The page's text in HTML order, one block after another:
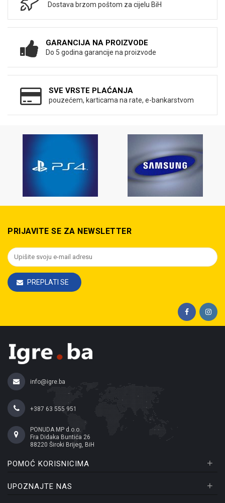
Dostava brzom poštom za cijelu BiH
GARANCIJA NA PROIZVODE
Do 5 godina garancije na proizvode
SVE VRSTE PLAĆANJA
pouzećem, karticama na rate, e-bankarstvom
PRIJAVITE SE ZA NEWSLETTER
PREPLATI SE
info@igre.ba
+387 63 555 951
PONUDA MP d.o.o.
Fra Didaka Buntića 26
88220 Široki Brijeg, BiH
POMOĆ KORISNICIMA +
UPOZNAJTE NAS +